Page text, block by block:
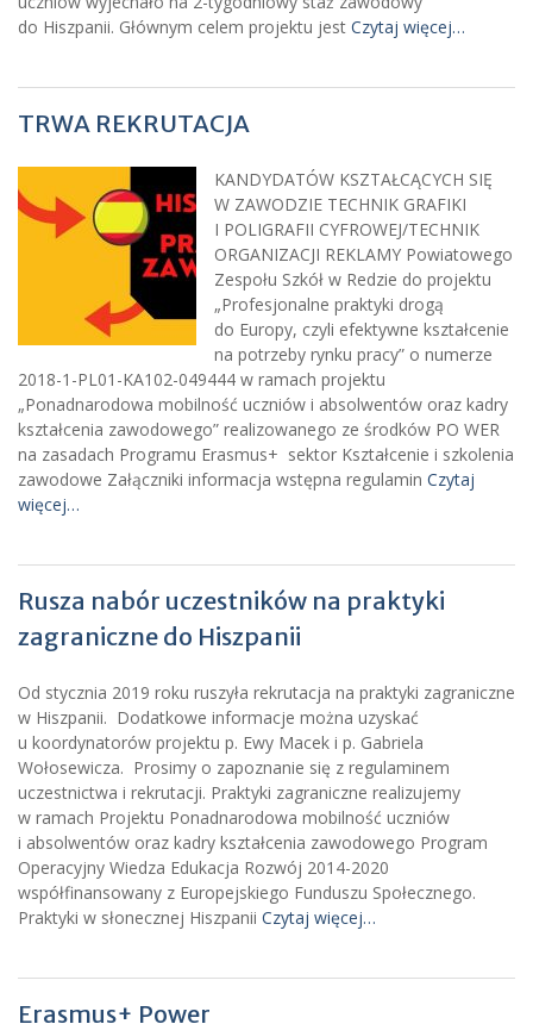
do Hiszpanii. Głównym celem projektu jest Czytaj więcej…
TRWA REKRUTACJA
KANDYDATÓW KSZTAŁCĄCYCH SIĘ
W ZAWODZIE TECHNIK GRAFIKI
I POLIGRAFII CYFROWEJ/TECHNIK
ORGANIZACJI REKLAMY Powiatowego
Zespołu Szkół w Redzie do projektu
„Profesjonalne praktyki drogą
do Europy, czyli efektywne kształcenie
na potrzeby rynku pracy” o numerze
2018-1-PL01-KA102-049444 w ramach projektu
„Ponadnarodowa mobilność uczniów i absolwentów oraz kadry
kształcenia zawodowego” realizowanego ze środków PO WER
na zasadach Programu Erasmus+ sektor Kształcenie i szkolenia
zawodowe Załączniki informacja wstępna regulamin Czytaj
więcej…
Rusza nabór uczestników na praktyki
zagraniczne do Hiszpanii
Od stycznia 2019 roku ruszyła rekrutacja na praktyki zagraniczne
w Hiszpanii. Dodatkowe informacje można uzyskać
u koordynatorów projektu p. Ewy Macek i p. Gabriela
Wołosewicza. Prosimy o zapoznanie się z regulaminem
uczestnictwa i rekrutacji. Praktyki zagraniczne realizujemy
w ramach Projektu Ponadnarodowa mobilność uczniów
i absolwentów oraz kadry kształcenia zawodowego Program
Operacyjny Wiedza Edukacja Rozwój 2014-2020
współfinansowany z Europejskiego Funduszu Społecznego.
Praktyki w słonecznej Hiszpanii Czytaj więcej…
Erasmus+ Power